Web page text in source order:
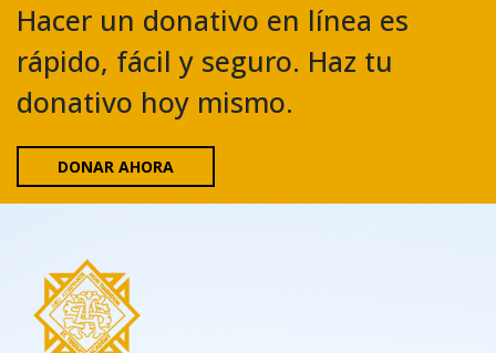
Hacer un donativo en línea es
rápido, fácil y seguro. Haz tu
donativo hoy mismo.
DONAR AHORA